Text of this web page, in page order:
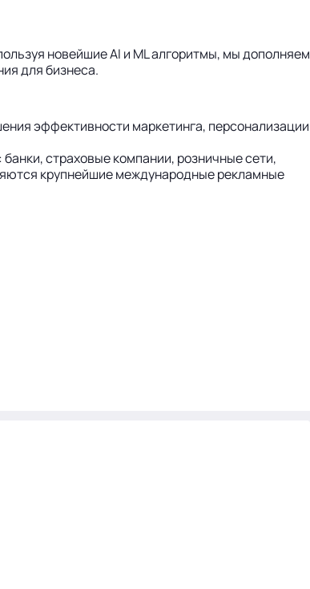
новейшие AI и ML алгоритмы, мы дополняем
для бизнеса.
эффективности маркетинга, персонализации
страховые компании, розничные сети,
крупнейшие международные рекламные